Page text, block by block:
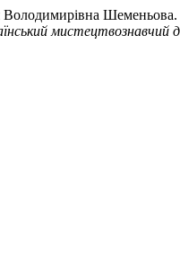
Володимирівна
мистецтвознавчий